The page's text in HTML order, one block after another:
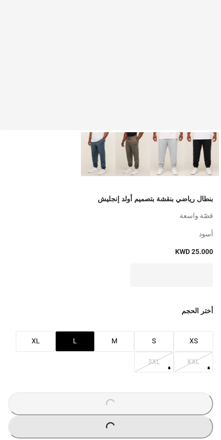
بنطال رياضي بنقشة بتصميم أولد إنجليش
قصّة واسعة
أسود
KWD 25.000
أختر الحجم
XS
S
M
L
XL
XXL
3XL
L
.
L
.